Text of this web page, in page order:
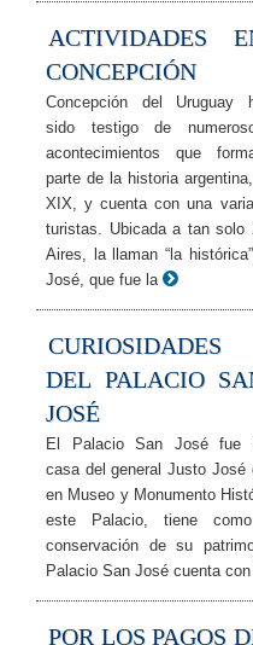
ACTIVIDADES
CONCEPCIÓN
Concepción del Uruguay
sido testigo de
acontecimientos que
parte de la historia
XIX, y cuenta con una
turistas. Ubicada a tan solo
Aires, la llaman “la
José, que fue la
CURIOSIDADES
DEL PALACIO
JOSÉ
El Palacio San José fue
casa del general Justo José
en Museo y Monumento
este Palacio, tiene
conservación de su
Palacio San José cuenta
POR LOS PAGOS